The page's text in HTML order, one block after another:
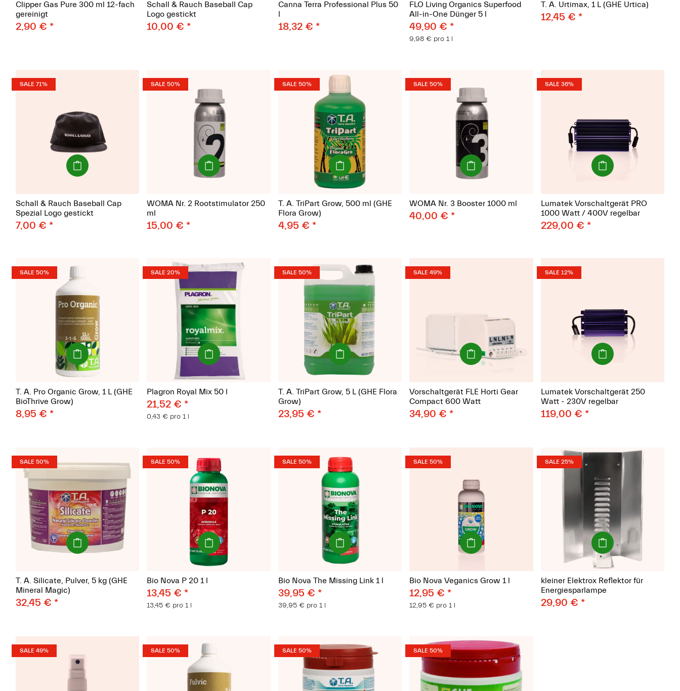
Clipper Gas Pure 300 ml 12-fach
gereinigt
2,90 € *
Schall & Rauch Baseball Cap
Logo gestickt
10,00 €*
Canna Terra Professional Plus 50
18,32 € *
FLO Living Organics Superfood
All-in-One Dünger 5 l
49,90 €*
9,98 € pro 1 l
T. A. Urtimax, 1 L (GHE Urtica)
12,45 € *
SALE 71%
(Paket)
Schall & Rauch Baseball Cap
Spezial Logo gestickt
7,00 € *
SALE 50%
(Paket)
WOMA Nr. 2 Rootstimulator 250
ml
15,00 €*
SALE 50%
(Paket)
T. A. TriPart Grow, 500 ml (GHE
Flora Grow)
4,95 € *
SALE 50%
(Paket)
WOMA Nr. 3 Booster 1000 ml
40,00 €*
SALE 36%
(Paket)
Lumatek Vorschaltgerät PRO
1000 Watt / 400V regelbar
229,00 € *
SALE 50%
(Paket)
T. A. Pro Organic Grow, 1 L (GHE
BioThrive Grow)
8,95 € *
SALE 20%
(schweres
Paket)
Plagron Royal Mix 50 l
21,52 €*
0,43 € pro 1 l
SALE 50%
(Paket)
T. A. TriPart Grow, 5 L (GHE Flora
Grow)
23,95 € *
SALE 49%
(Paket)
Vorschaltgerät FLE Horti Gear
Compact 600 Watt
34,90 €*
SALE 12%
(Paket)
Lumatek Vorschaltgerät 250
Watt - 230V regelbar
119,00 € *
SALE 50%
(Paket)
T. A. Silicate, Pulver, 5 kg (GHE
Mineral Magic)
32,45 € *
SALE 50%
(Paket)
Bio Nova P 20 1 l
13,45 €*
13,45 € pro 1 l
SALE 50%
(Paket)
Bio Nova The Missing Link 1 l
39,95 € *
39,95 € pro 1 l
SALE 50%
(Paket)
Bio Nova Veganics Grow 1 l
12,95 €*
12,95 € pro 1 l
SALE 25%
(Paket)
kleiner Elektrox Reflektor für
Energiesparlampe
29,90 € *
SALE 49% SALE 50% SALE 50% SALE 50%